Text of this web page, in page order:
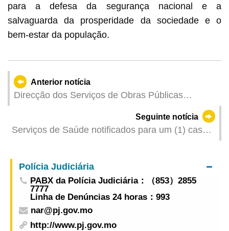
para a defesa da segurança nacional e a
salvaguarda da prosperidade da sociedade e o
bem-estar da população.
Anterior notícia
Direcção dos Serviços de Obras Públicas
promove a electronização dos serviços Pedido de
emissão do “Cadastro da Rede Pública de
Drenagem” pode ser apresentado online, a partir
Associações
Seguinte notícia
Serviços de Saúde notificados para um (1) caso
Polícia Judiciária
PABX da Polícia Judiciária：（853）2855
7777
Linha de Denúncias 24 horas：993
nar@pj.gov.mo
http://www.pj.gov.mo